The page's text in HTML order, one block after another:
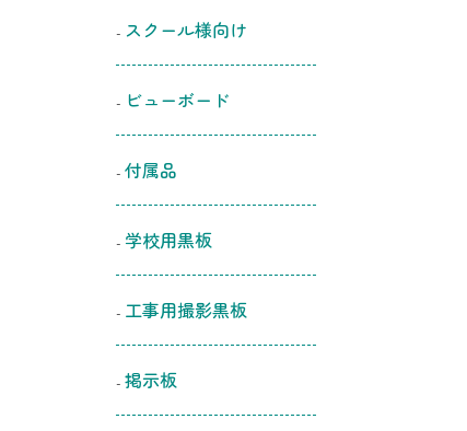
スクール様向け
ビューボード
付属品
学校用黒板
工事用撮影黒板
掲示板